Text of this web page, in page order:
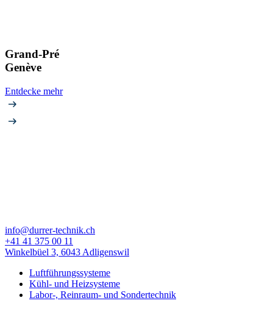
Grand-Pré
Genève
Entdecke mehr
info@durrer-technik.ch
+41 41 375 00 11
Winkelbüel 3, 6043 Adligenswil
Luftführungssysteme
Kühl- und Heizsysteme
Labor-, Reinraum- und Sondertechnik